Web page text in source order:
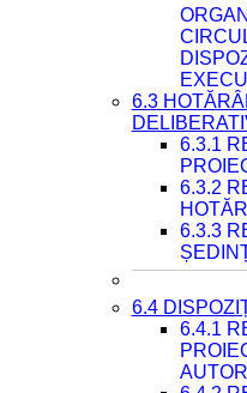
6.3
6.3.1
6.3.2
6.3.3
6.4
6.4.1